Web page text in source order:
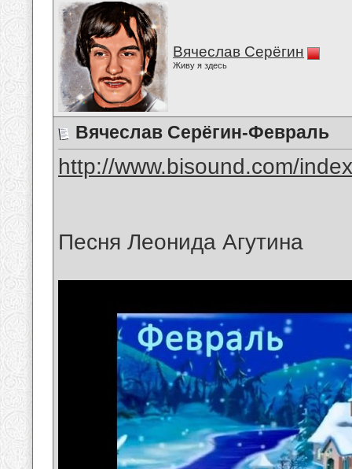
Вячеслав Серёгин
Живу я здесь
Вячеслав Серёгин-Февраль
http://www.bisound.com/
Песня Леонида Агутина